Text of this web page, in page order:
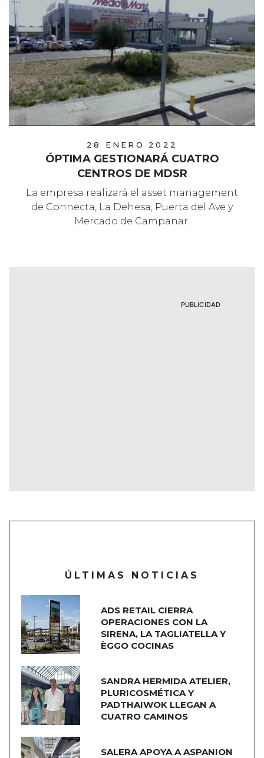
28 ENERO 2022
ÓPTIMA GESTIONARÁ CUATRO
CENTROS DE MDSR
La empresa realizará el asset management
de Connecta, La Dehesa, Puerta del Ave y
Mercado de Campanar.
PUBLICIDAD
ÚLTIMAS NOTICIAS
ADS RETAIL CIERRA
OPERACIONES CON LA
SIRENA, LA TAGLIATELLA Y
ÈGGO COCINAS
SANDRA HERMIDA ATELIER,
PLURICOSMÉTICA Y
PADTHAIWOK LLEGAN A
CUATRO CAMINOS
SALERA APOYA A ASPANION